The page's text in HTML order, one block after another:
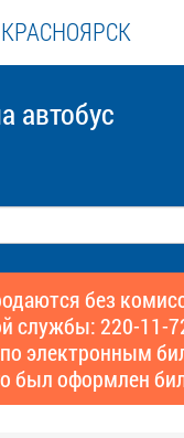
автобус
без
службы: 220-11-
электронным
был оформлен